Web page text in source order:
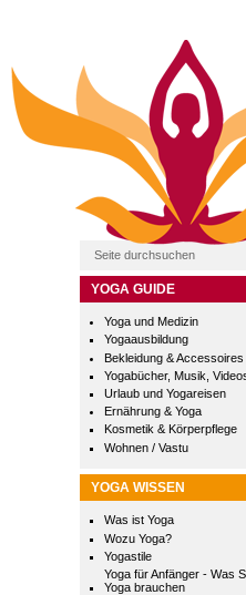
YOGA GUIDE
Yoga und Medizin
Yogaausbildung
Bekleidung & Accessoires
Yogabücher, Musik,
Urlaub und Yogareisen
Ernährung & Yoga
Kosmetik & Körperpflege
Wohnen / Vastu
YOGA WISSEN
Was ist Yoga
Wozu Yoga?
Yogastile
Yoga für Anfänger - Was
Yoga brauchen